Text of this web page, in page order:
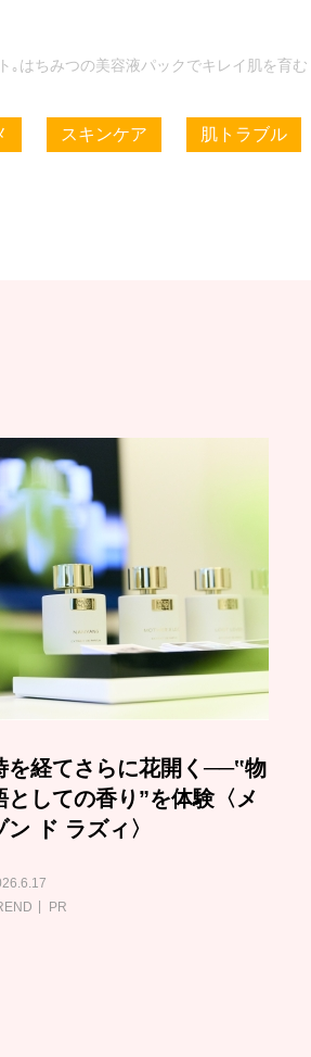
｡はちみつの美容液パックでキレイ肌を育む
スキンケア 肌トラブル
を経てさらに花開く──‟物
としての香り”を体験〈メ
ン ド ラズィ〉
PR